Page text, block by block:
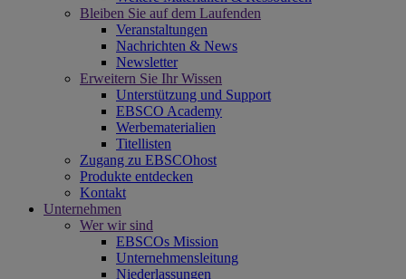
Bleiben Sie auf dem Laufenden
Veranstaltungen
Nachrichten & News
Newsletter
Erweitern Sie Ihr Wissen
Unterstützung und Support
EBSCO Academy
Werbematerialien
Titellisten
Zugang zu EBSCOhost
Produkte entdecken
Kontakt
Unternehmen
Wer wir sind
EBSCOs Mission
Unternehmensleitung
Niederlassungen